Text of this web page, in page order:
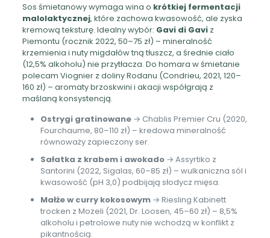
Sos śmietanowy wymaga wina o krótkiej fermentacji
malolaktycznej, które zachowa kwasowość, ale zyska
kremową teksturę. Idealny wybór: Gavi di Gaviz
Piemontu (rocznik 2022, 50–75 zł) – mineralność
krzemienia i nuty migdałów tną tłuszcz, a średnie ciało
(12,5% alkoholu) nie przytłacza. Do homara w śmietanie
polecam Viognier z doliny Rodanu (Condrieu, 2021, 120–
160 zł) – aromaty brzoskwini i akacji współgrają z
maślaną konsystencją.
Ostrygi gratinowane→ Chablis Premier Cru (2020,
Fourchaume, 80–110 zł) – kredowa mineralność
równoważy zapieczony ser.
Sałatka z krabem i awokado→ Assyrtiko z
Santorini (2022, Sigalas, 60–85 zł) – wulkaniczna sól i
kwasowość (pH 3,0) podbijają słodycz mięsa.
Małże w curry kokosowym→ Riesling Kabinett
trocken z Mozeli (2021, Dr. Loosen, 45–60 zł) – 8,5%
alkoholu i petrolowe nuty nie wchodzą w konflikt z
pikantnością.